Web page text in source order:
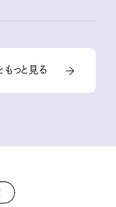
っと見る